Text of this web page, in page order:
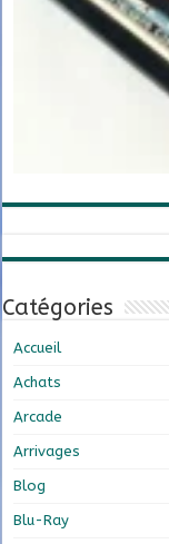
Catégories
Accueil
Achats
Arcade
Arrivages
Blog
Blu-Ray